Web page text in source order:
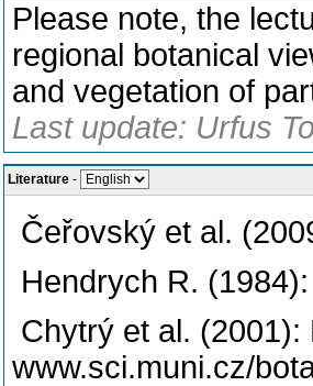
Please note, the
regional botanical
and vegetation of
Last update: Urfus
Literature -
Čeřovský et al.
Hendrych R.
Chytrý et al. (2001):
www.sci.muni.cz/